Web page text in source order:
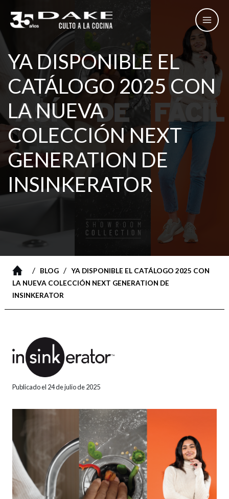
contenido
YA DISPONIBLE EL
CATÁLOGO 2025 CON
LA NUEVA
COLECCIÓN NEXT
GENERATION DE
INSINKERATOR
/ BLOG/ YA DISPONIBLE EL CATÁLOGO 2025 CON
LA NUEVA COLECCIÓN NEXT GENERATION DE
INSINKERATOR
Publicado el 24 de julio de 2025